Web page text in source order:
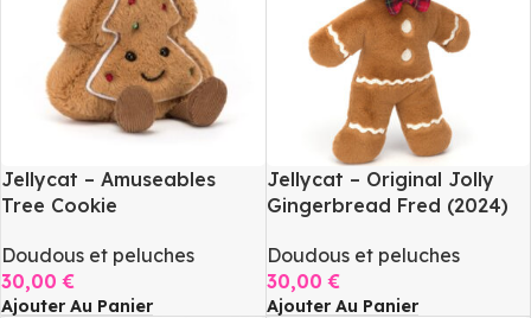
Jellycat – Amuseables
Tree Cookie
Doudous et peluches
30,00€
Ajouter Au Panier
Jellycat – Original Jolly
Gingerbread Fred (2024)
Doudous et peluches
30,00€
Ajouter Au Panier